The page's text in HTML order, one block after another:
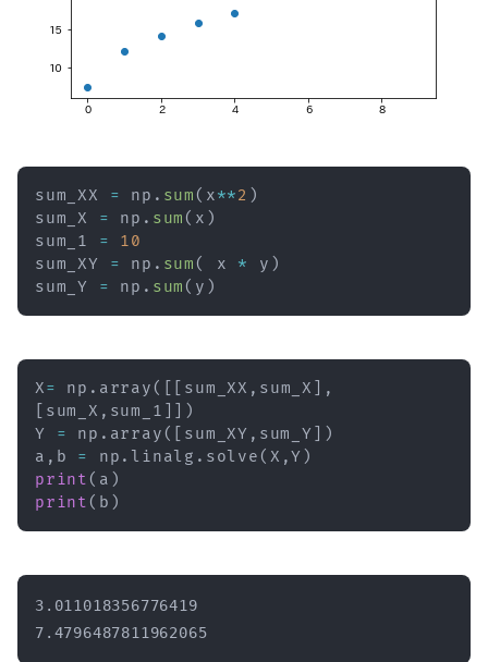
sum_XX = np . sum ( x**2 )
sum_X = np . sum ( x )
sum_1 =
10
sum_XY = np . sum ( x * y )
sum_Y = np . sum ( y )
X= np . array ( sum_XX , sum_X
,
sum_X , sum_1
)
Y = np . array ( sum_XY , sum_Y
)
a , b = np . linalg . solve ( X ,Y )
print ( a )
print ( b )
3.011018356776419